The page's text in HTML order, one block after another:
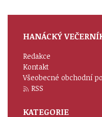
HANÁCKÝ
Redakce
Kontakt
Všeobecné obchodní
RSS
KATEGORIE